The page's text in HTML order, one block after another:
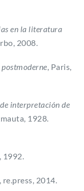
en la literatura
2008.
, Paris,
interpretación de
1928.
1992.
, re.press, 2014.